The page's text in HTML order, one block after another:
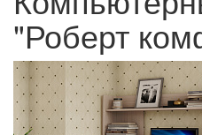
"Роберт